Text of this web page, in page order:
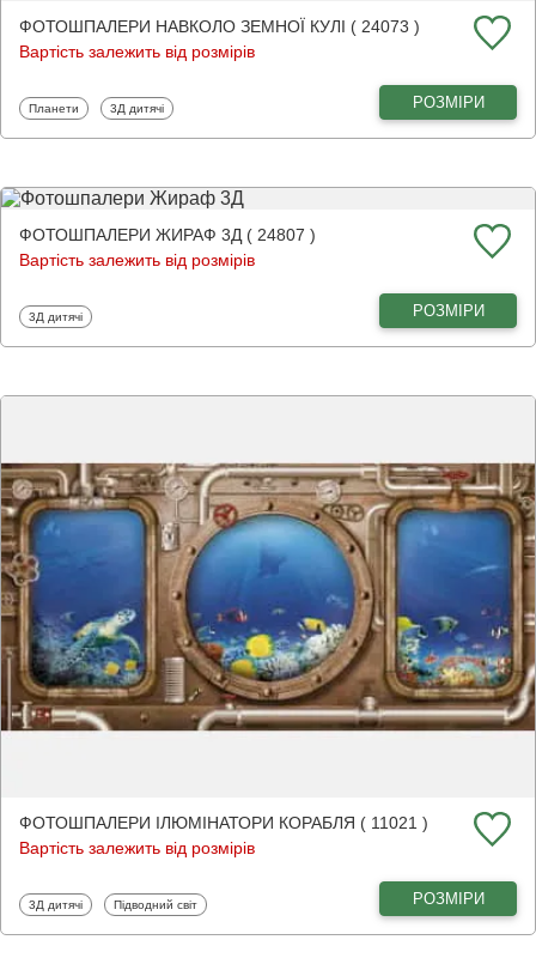
ФОТОШПАЛЕРИ НАВКОЛО ЗЕМНОЇ КУЛІ ( 24073 )
Вартість залежить від розмірів
Фотошпалери
Планети Фотошпалери
3Д дитячі РОЗМІРИ
ФОТОШПАЛЕРИ ЖИРАФ 3Д ( 24807 )
Вартість залежить від розмірів
Фотошпалери
3Д дитячі РОЗМІРИ
ФОТОШПАЛЕРИ ІЛЮМІНАТОРИ КОРАБЛЯ ( 11021 )
Вартість залежить від розмірів
Фотошпалери
3Д дитячі Фотошпалери
Підводний світ РОЗМІРИ